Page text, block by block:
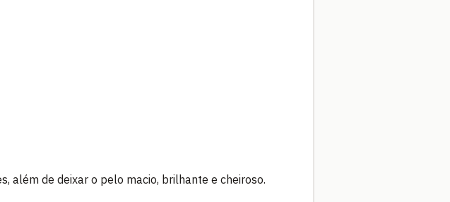
além de deixar o pelo macio, brilhante e cheiroso.